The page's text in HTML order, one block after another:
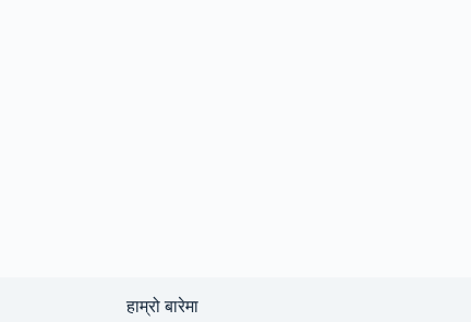
हाम्रो बारेमा